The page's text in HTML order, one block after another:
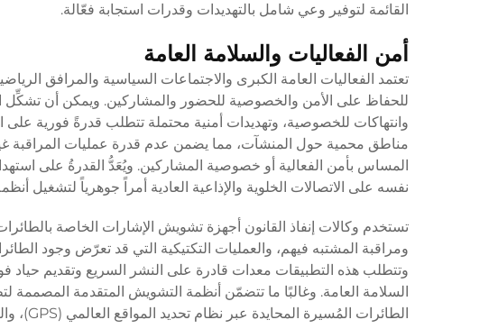
القائمة لتوفير وعي شامل بالتهديدات وقدرات استجابة فعّالة.
أمن الفعاليات والسلامة العامة
تعتمد الفعاليات العامة الكبرى والاجتماعات السياسية والمرافق
للحفاظ على الأمن والخصوصية للحضور والمشاركين. ويمكن أن تشكِّل
وانتهاكات للخصوصية، وتهديدات أمنية محتملة تتطلب قدرةً فورية
مناطق محمية حول المنشآت، مما يضمن عدم قدرة عمليات المراقبة
المساس بأمن الفعالية أو خصوصية المشاركين. ويُعَدُّ القدرةُ على
نفسه على الاتصالات الخلوية والإذاعية العادية أمراً جوهرياً لتشغيل
تستخدم وكالات إنفاذ القانون أجهزة تشويش الإشارات الخاصة
ومراقبة المشتبه فيهم، والعمليات التكتيكية التي قد تعرّض وجود
وتتطلب هذه التطبيقات معدات قادرة على النشر السريع وتقديم حياد
السلامة العامة. وغالبًا ما تتضمّن أنظمة التشويش المتقدمة المصممة
الطائرات المُسيرة المحايدة عبر نظام تحديد المواقع العالمي (GPS)، والتكامل مع نظم القيادة والسيطرة لتنفيذ عمليات استجابة منسَّقة.